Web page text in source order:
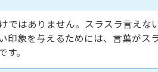
ではありません。スラスラ言えな
印象を与えるためには、言葉がス
。